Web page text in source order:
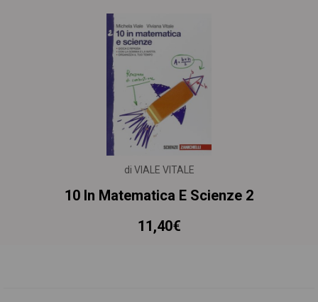
di VIALE VITALE
10 In Matematica E Scienze 2
11,40€